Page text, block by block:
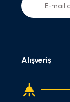
Alışveriş